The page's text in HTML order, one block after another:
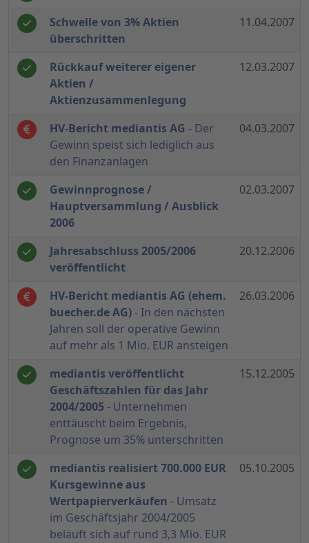
Schwelle von 3% Aktien
überschritten
11.04.2007
Rückkauf weiterer eigener
Aktien /
Aktienzusammenlegung
12.03.2007
HV-Bericht mediantis AG - Der
Gewinn speist sich lediglich aus
den Finanzanlagen
04.03.2007
Gewinnprognose /
Hauptversammlung / Ausblick
2006
02.03.2007
Jahresabschluss 2005/2006
veröffentlicht
20.12.2006
HV-Bericht mediantis AG (ehem.
buecher.de AG)- In den nächsten
Jahren soll der operative Gewinn
auf mehr als 1 Mio. EUR ansteigen
26.03.2006
mediantis veröffentlicht
Geschäftszahlen für das Jahr
2004/2005 - Unternehmen
enttäuscht beim Ergebnis,
Prognose um 35% unterschritten
15.12.2005
mediantis realisiert 700.000 EUR
Kursgewinne aus
Wertpapierverkäufen - Umsatz
im Geschäftsjahr 2004/2005
beläuft sich auf rund 3,3 Mio. EUR
05.10.2005